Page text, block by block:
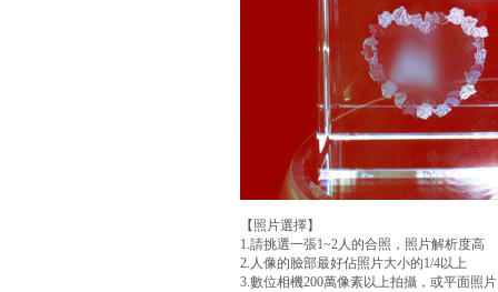
【照片選擇】
1.請挑選一張1~2人的合照，照片解析度高
2.人像的臉部最好佔照片大小的1/4以上
3.數位相機200萬像素以上拍攝，或平面照